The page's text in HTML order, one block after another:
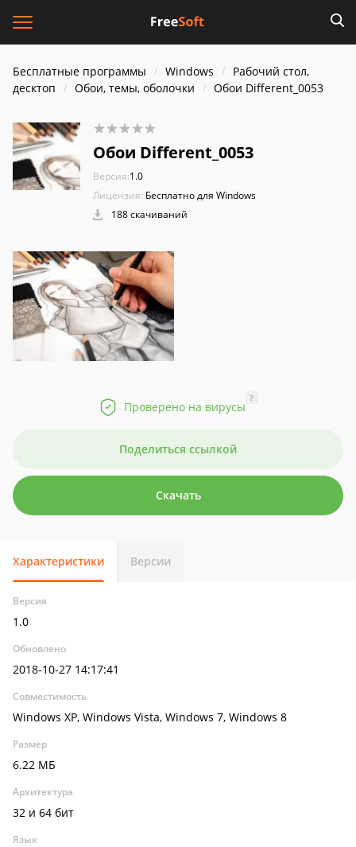
Бесплатные программы Windows
Рабочий стол,
десктоп
Обои, темы, оболочки Обои Different_0053
Обои Different_0053
Версия:1.0
Лицензия: Бесплатно для Windows
188 скачиваний
Проверено на вирусы
?
Поделиться ссылкой
Скачать
Характеристики Версии
Версия
1.0
Обновлено
2018-10-27 14:17:41
Совместимость
Windows XP, Windows Vista, Windows 7, Windows 8
Размер
6.22 МБ
Архитектура
32 и 64 бит
Язык